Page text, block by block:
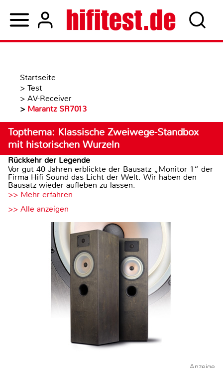
Startseite
> Test
> AV-Receiver
> Marantz SR7013
Topthema: Klassische Zweiwege-Standbox
mit historischen Wurzeln
Rückkehr der Legende
Vor gut 40 Jahren erblickte der Bausatz „Monitor 1“ der
Firma Hifi Sound das Licht der Welt. Wir haben den
Bausatz wieder aufleben zu lassen.
>> Mehr erfahren
>> Alle anzeigen